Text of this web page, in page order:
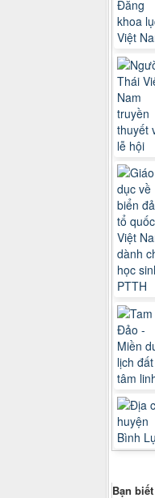
Bạn